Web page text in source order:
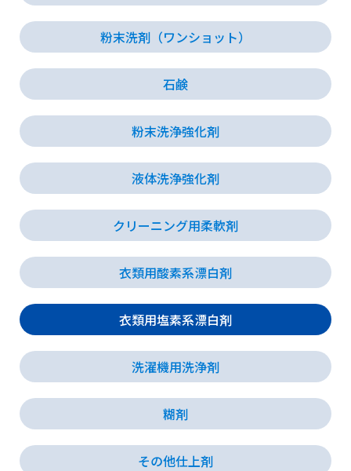
採用情報
各種問い合わせ
SDSダウンロード
オンラインストア
粉末洗剤（ワンショット）
石鹸
粉末洗浄強化剤
液体洗浄強化剤
クリーニング用柔軟剤
衣類用酸素系漂白剤
衣類用塩素系漂白剤
洗濯機用洗浄剤
糊剤
その他仕上剤